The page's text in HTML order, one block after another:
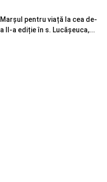
Marșul pentru viață la cea de-
a II-a ediție în s. Lucășeuca,...